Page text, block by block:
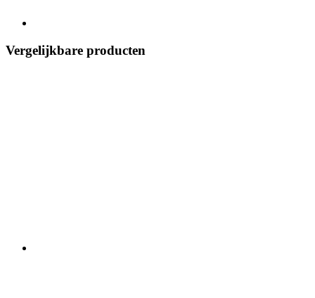
Vergelijkbare producten